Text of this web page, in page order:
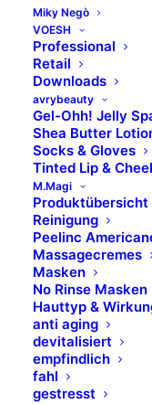
Miky Negò
VOESH
Professional
Retail
Downloads
avrybeauty
Gel-Ohh! Jelly
Shea Butter
Socks & Gloves
Tinted Lip &
M.Magi
Produktübersicht
Reinigung
Peelinc
Massagecremes
Masken
No Rinse Masken
Hauttyp &
anti aging
devitalisiert
empfindlich
fahl
gestresst
INHALTSSTOFFE
Informationen
Die aufgeführten
aktuellen Stand
können
Verpackung
maßgeblich.